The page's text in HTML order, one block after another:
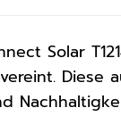
Solar
Diese